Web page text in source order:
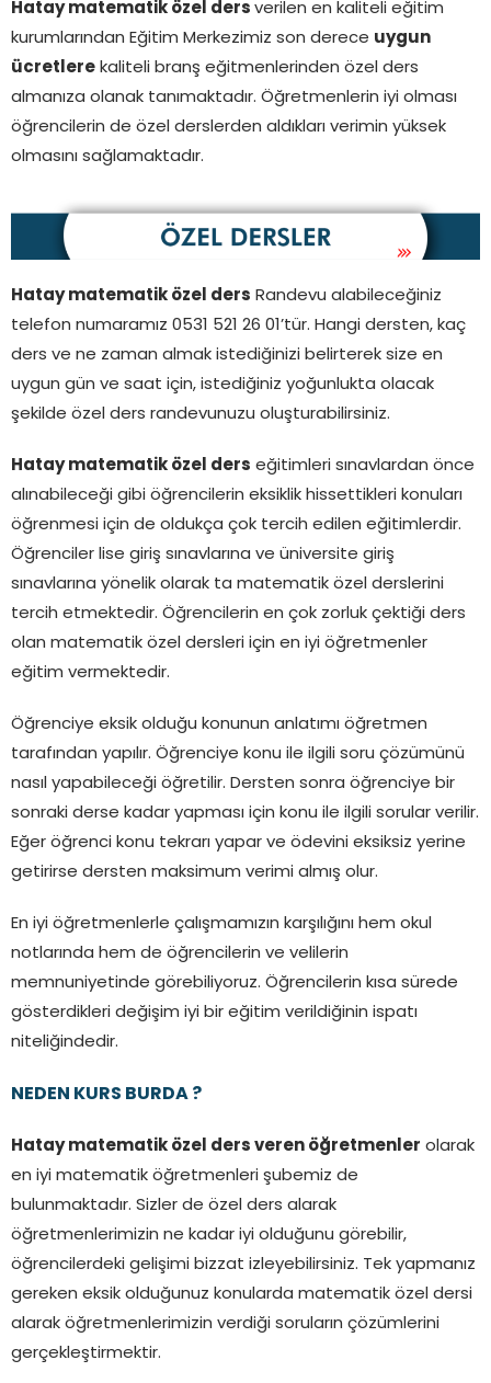
Hatay matematik özel ders verilen en kaliteli eğitim
kurumlarından Eğitim Merkezimiz son derece uygun
ücretlere kaliteli branş eğitmenlerinden özel ders
almanıza olanak tanımaktadır. Öğretmenlerin iyi olması
öğrencilerin de özel derslerden aldıkları verimin yüksek
olmasını sağlamaktadır.
Hatay matematik özel ders Randevu alabileceğiniz
telefon numaramız 0531 521 26 01’tür. Hangi dersten, kaç
ders ve ne zaman almak istediğinizi belirterek size en
uygun gün ve saat için, istediğiniz yoğunlukta olacak
şekilde özel ders randevunuzu oluşturabilirsiniz.
Hatay matematik özel ders eğitimleri sınavlardan önce
alınabileceği gibi öğrencilerin eksiklik hissettikleri konuları
öğrenmesi için de oldukça çok tercih edilen eğitimlerdir.
Öğrenciler lise giriş sınavlarına ve üniversite giriş
sınavlarına yönelik olarak ta matematik özel derslerini
tercih etmektedir. Öğrencilerin en çok zorluk çektiği ders
olan matematik özel dersleri için en iyi öğretmenler
eğitim vermektedir.
Öğrenciye eksik olduğu konunun anlatımı öğretmen
tarafından yapılır. Öğrenciye konu ile ilgili soru çözümünü
nasıl yapabileceği öğretilir. Dersten sonra öğrenciye bir
sonraki derse kadar yapması için konu ile ilgili sorular verilir.
Eğer öğrenci konu tekrarı yapar ve ödevini eksiksiz yerine
getirirse dersten maksimum verimi almış olur.
En iyi öğretmenlerle çalışmamızın karşılığını hem okul
notlarında hem de öğrencilerin ve velilerin
memnuniyetinde görebiliyoruz. Öğrencilerin kısa sürede
gösterdikleri değişim iyi bir eğitim verildiğinin ispatı
niteliğindedir.
NEDEN KURS BURDA ?
Hatay matematik özel ders veren öğretmenler olarak
en iyi matematik öğretmenleri şubemiz de
bulunmaktadır. Sizler de özel ders alarak
öğretmenlerimizin ne kadar iyi olduğunu görebilir,
öğrencilerdeki gelişimi bizzat izleyebilirsiniz. Tek yapmanız
gereken eksik olduğunuz konularda matematik özel dersi
alarak öğretmenlerimizin verdiği soruların çözümlerini
gerçekleştirmektir.